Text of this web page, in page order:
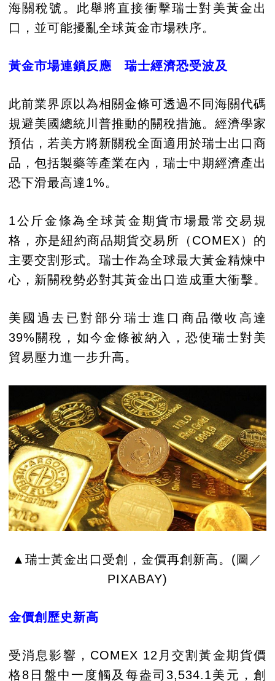
海關稅號。此舉將直接衝擊瑞士對美黃金出
口，並可能擾亂全球黃金市場秩序。
黃金市場連鎖反應瑞士經濟恐受波及
此前業界原以為相關金條可透過不同海關代碼
規避美國總統川普推動的關稅措施。經濟學家
預估，若美方將新關稅全面適用於瑞士出口商
品，包括製藥等產業在內，瑞士中期經濟產出
恐下滑最高達1%。
1公斤金條為全球黃金期貨市場最常交易規
格，亦是紐約商品期貨交易所（COMEX）的
主要交割形式。瑞士作為全球最大黃金精煉中
心，新關稅勢必對其黃金出口造成重大衝擊。
美國過去已對部分瑞士進口商品徵收高達
39%關稅，如今金條被納入，恐使瑞士對美
貿易壓力進一步升高。
▲瑞士黃金出口受創，金價再創新高。(圖／
PIXABAY)
金價創歷史新高
受消息影響，COMEX 12月交割黃金期貨價
格8日盤中一度觸及每盎司3,534.1美元，創